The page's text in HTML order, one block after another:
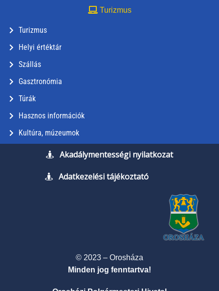
Turizmus
Turizmus
Helyi értéktár
Szállás
Gasztronómia
Túrák
Hasznos információk
Kultúra, múzeumok
Akadálymentességi nyilatkozat
Adatkezelési tájékoztató
© 2023 – Orosháza
Minden jog fenntartva!